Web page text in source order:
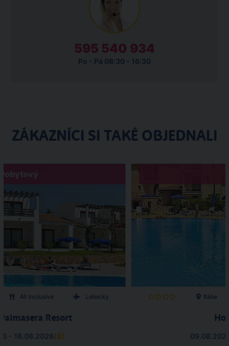
595 540 934
Po - Pá 08:30 - 16:30
ZÁKAZNÍCI SI TAKÉ OBJEDNALI
All Inclusive Letecky
Resort
- 16.08.2026(8)
Itálie